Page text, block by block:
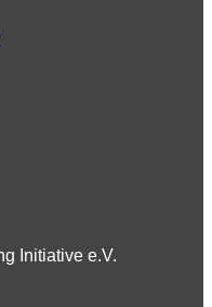
Initiative e.V.